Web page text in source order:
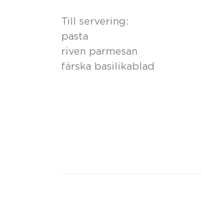
Till servering:
pasta
riven parmesan
färska basilikablad